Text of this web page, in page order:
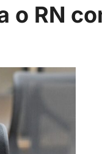
o RN